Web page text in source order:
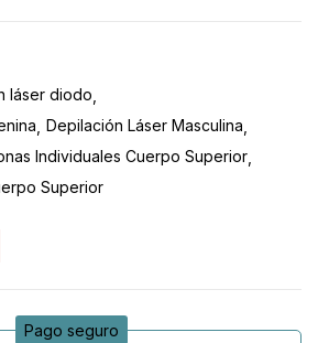
láser diodo
Depilación Láser Masculina
Individuales Cuerpo Superior
Superior
Pago seguro